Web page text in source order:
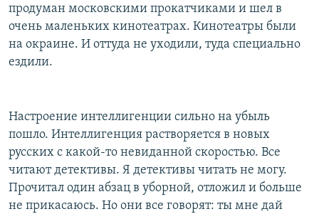
продуман московскими прокатчиками и шел в
очень маленьких кинотеатрах. Кинотеатры были
на окраине. И оттуда не уходили, туда специально
ездили.
Настроение интеллигенции сильно на убыль
пошло. Интеллигенция растворяется в новых
русских с какой-то невиданной скоростью. Все
читают детективы. Я детективы читать не могу.
Прочитал один абзац в уборной, отложил и больше
не прикасаюсь. Но они все говорят: ты мне дай